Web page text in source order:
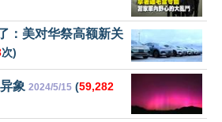
：美对华祭高额新关
次)
象 2024/5/15 (59,282